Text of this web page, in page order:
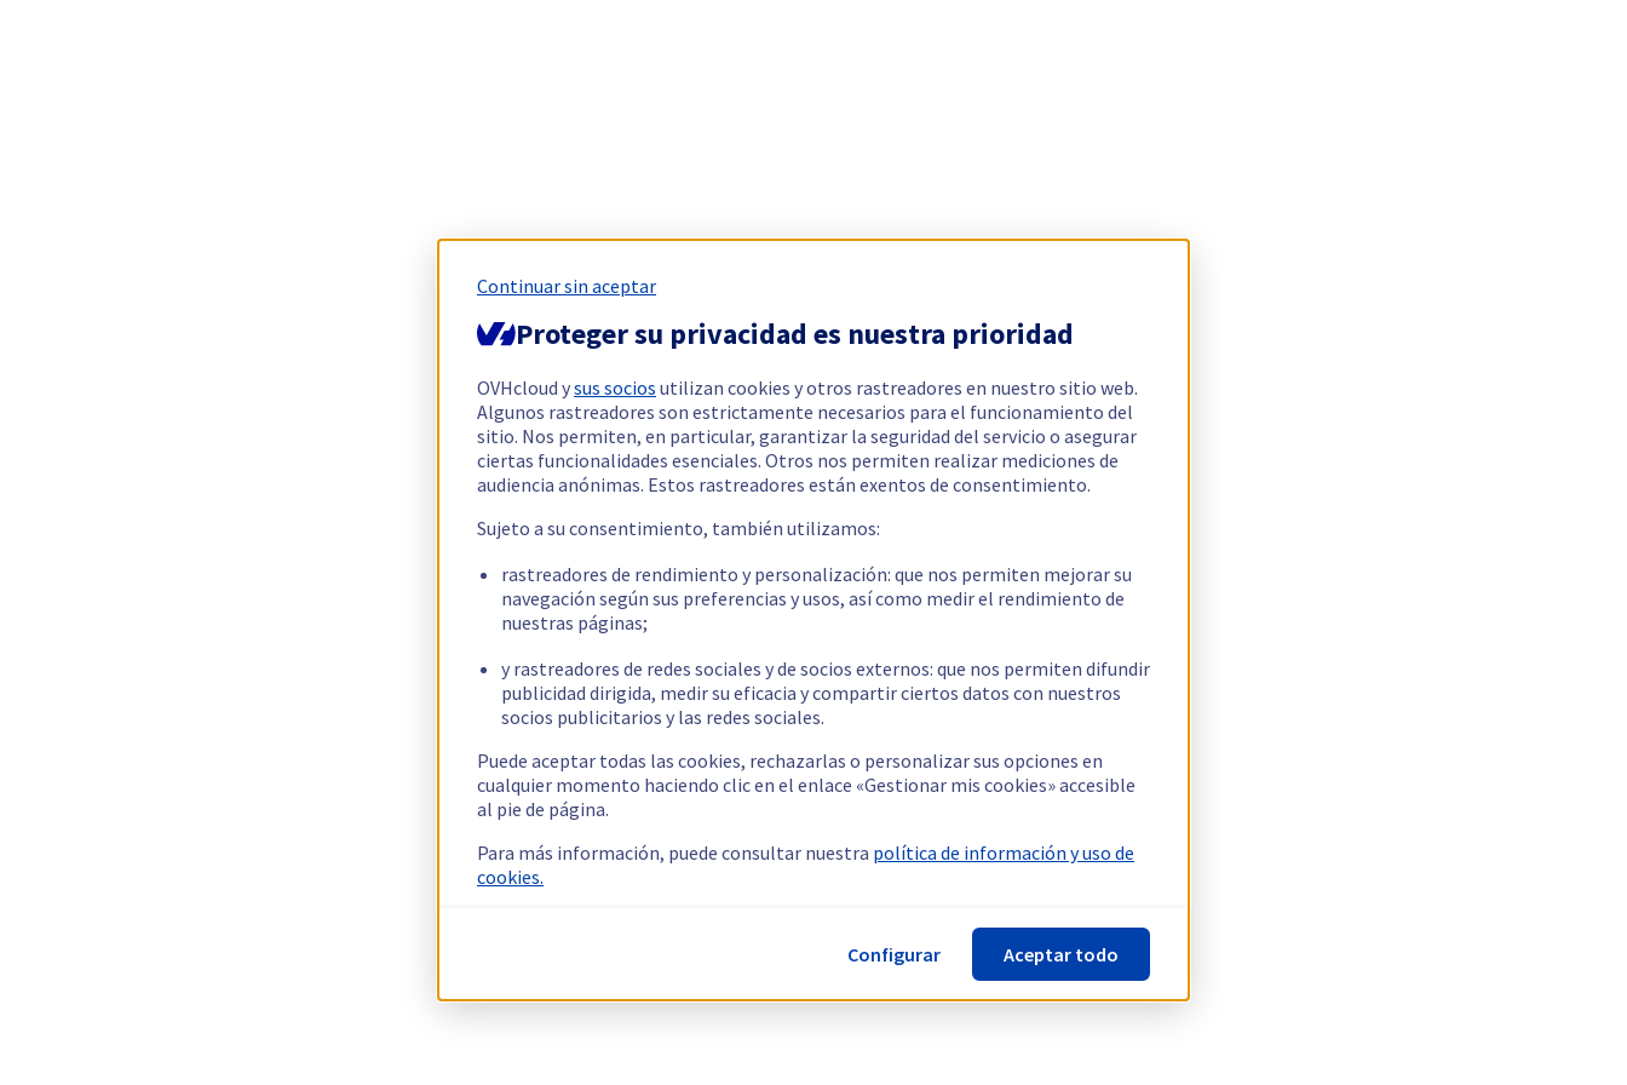
Continuar sin aceptar
Proteger su privacidad es nuestra prioridad
OVHcloud ysus socios utilizan cookies y otros rastreadores en nuestro sitio web.
Algunos rastreadores son estrictamente necesarios para el funcionamiento del
sitio. Nos permiten, en particular, garantizar la seguridad del servicio o asegurar
ciertas funcionalidades esenciales. Otros nos permiten realizar mediciones de
audiencia anónimas. Estos rastreadores están exentos de consentimiento.
Sujeto a su consentimiento, también utilizamos:
rastreadores de rendimiento y personalización: que nos permiten mejorar su
navegación según sus preferencias y usos, así como medir el rendimiento de
nuestras páginas;
y rastreadores de redes sociales y de socios externos: que nos permiten difundir
publicidad dirigida, medir su eficacia y compartir ciertos datos con nuestros
socios publicitarios y las redes sociales.
Puede aceptar todas las cookies, rechazarlas o personalizar sus opciones en
cualquier momento haciendo clic en el enlace «Gestionar mis cookies» accesible
al pie de página.
Para más información, puede consultar nuestra política de información y uso de
cookies.
Configurar Aceptar todo